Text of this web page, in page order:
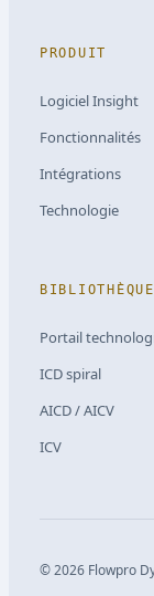
PRODUIT
Logiciel Insight
Fonctionnalités
Intégrations
Technologie
Portail
ICD spiral
AICD / AICV
ICV
©2026 Flowpro